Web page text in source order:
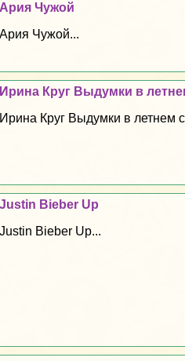
Ария Чужой
Ария Чужой...
Ирина Круг Выдумки в
Ирина Круг Выдумки в летнем
Justin Bieber Up
Justin Bieber Up...